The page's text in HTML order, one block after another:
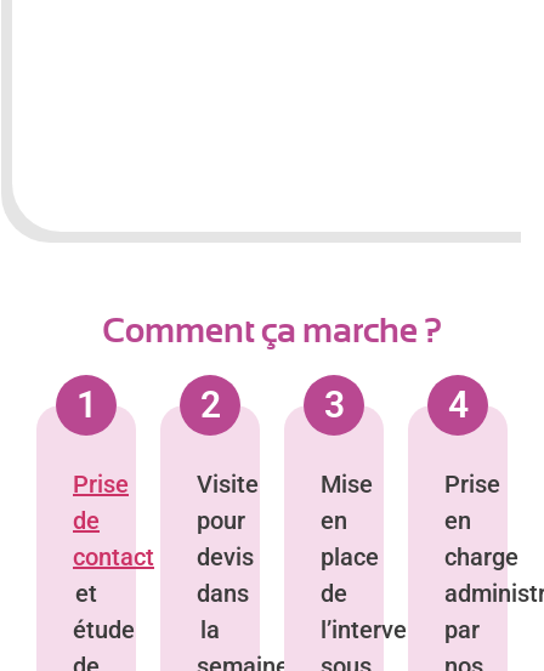
Comment ça marche ?
1
Prise
de
contact
et
étude
2
Visite
pour
devis
dans
la
3
Mise
en
place
de
l’intervention
4
Prise
en
charge
par